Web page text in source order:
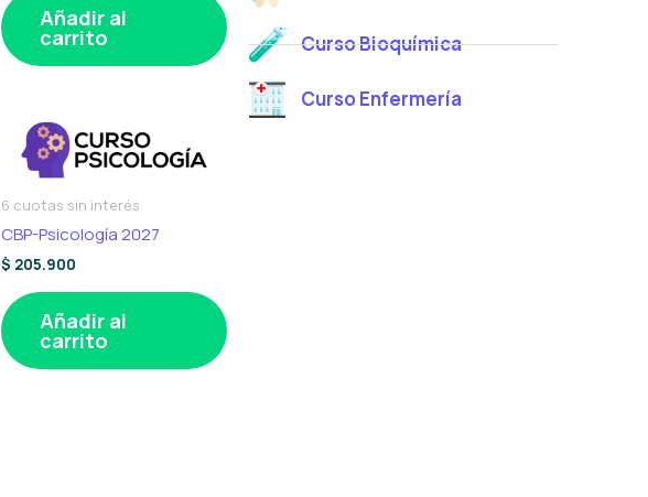
Añadir al
carrito
6 cuotas sin interés
CBP-Psicología 2027
$ 205.900
Añadir al
carrito
Curso Bioquímica
Curso Enfermería